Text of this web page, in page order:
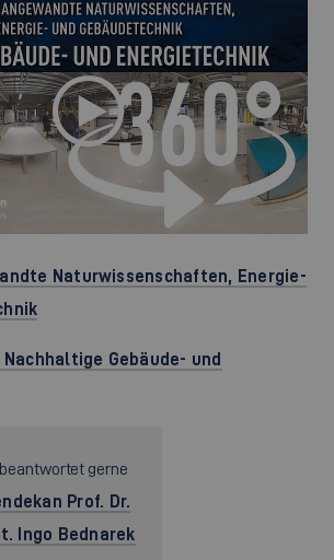
Naturwissenschaften, Energie-
Gebäude- und
gerne
Prof. Dr.
Ingo Bednarek